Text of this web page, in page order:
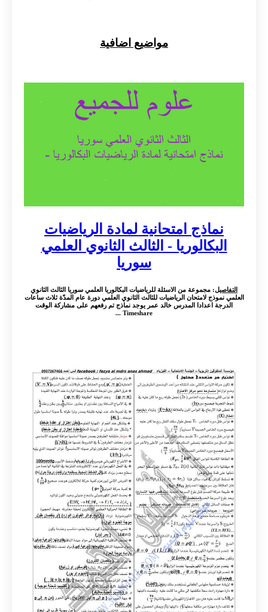
مواضيع اضافية
نماذج امتحانية لمادة الرياضيات
البكالوريا - الثالث الثانوي العلمي
سوريا
التفاصيل: مجموعة من الاسئلة للرياضيات البكالوريا العلمي سوريا الثالث الثانوي
العلمي نموذج لامتحان الرياضيات للثالث الثانوي العلمي دورة عام المدّة ثلاث ساعات
الدرجة اعدادا المدرس خالد عمر يوجد نماذج تم رفعهم على مشاركة الوقت
Timeshare ...